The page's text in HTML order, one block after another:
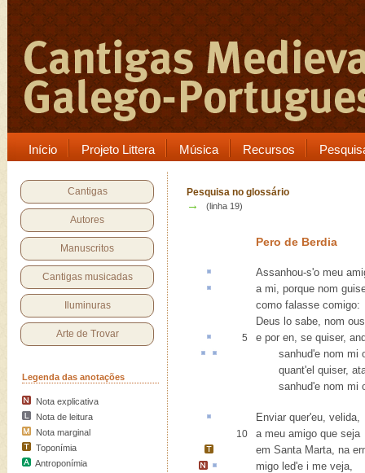
Início Projeto Littera Música Recursos
Cantigas
Autores
Manuscritos
Cantigas musicadas
Iluminuras
Arte de Trovar
Legenda das anotações
Nota explicativa
Nota de leitura
Nota marginal
Toponímia
Antroponímia
Pesquisa no glossário
→ (linha 19)
Pero de Berdia
Assanhou-s'o meu
a mi, porque nom
como falasse comigo:
Deus lo sabe, nom
5 e por en, se quiser,
sanhud'e nom mi
quant'el quiser,
sanhud'e nom mi o
Enviar quer'eu, velida,
10 a meu amigo que seja
em Santa Marta, na
migo led'e i me veja,